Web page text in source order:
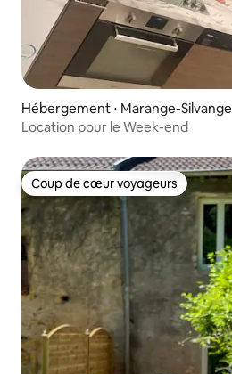
Hébergement ⋅ Marange-Silvange
Location pour le Week-end
Coup de cœur voyageurs
Coup de cœur voyageurs